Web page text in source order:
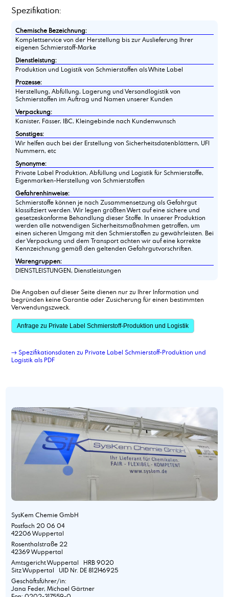
Spezifikation:
Chemische Bezeichnung:
Komplettservice von der Herstellung bis zur Auslieferung Ihrer
eigenen Schmierstoff-Marke
Dienstleistung:
Produktion und Logistik von Schmierstoffen als White Label
Prozesse:
Herstellung, Abfüllung, Lagerung und Versandlogistik von
Schmierstoffen im Auftrag und Namen unserer Kunden
Verpackung:
Kanister, Fässer, IBC, Kleingebinde nach Kundenwunsch
Sonstiges:
Wir helfen auch bei der Erstellung von Sicherheitsdatenblättern, UFI
Nummern, etc
Synonyme:
Private Label Produktion, Abfüllung und Logistik für Schmierstoffe,
Eigenmarken-Herstellung von Schmierstoffen
Gefahrenhinweise:
Schmierstoffe können je nach Zusammensetzung als Gefahrgut
klassifiziert werden. Wir legen größten Wert auf eine sichere und
gesetzeskonforme Behandlung dieser Stoffe. In unserer Produktion
werden alle notwendigen Sicherheitsmaßnahmen getroffen, um
einen sicheren Umgang mit den Schmierstoffen zu gewährleisten. Bei
der Verpackung und dem Transport achten wir auf eine korrekte
Kennzeichnung gemäß den geltenden Gefahrgutvorschriften.
Warengruppen:
DIENSTLEISTUNGEN, Dienstleistungen
Die Angaben auf dieser Seite dienen nur zu Ihrer Information und
begründen keine Garantie oder Zusicherung für einen bestimmten
Verwendungszweck.
Anfrage zu Private Label Schmierstoff-Produktion und Logistik
→ Spezifikationsdaten zu Private Label Schmierstoff-Produktion und
Logistik als PDF
SysKem Chemie GmbH
Postfach 20 06 04
42206 Wuppertal
Rosenthalstraße 22
42369 Wuppertal
Amtsgericht Wuppertal HRB 9020
Sitz Wuppertal UID Nr. DE 812146925
Geschäftsführer/in:
Jana Feder, Michael Gärtner